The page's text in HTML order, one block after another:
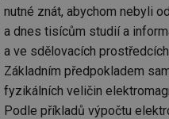
nutné znát, abychom nebyli
a dnes tisícům studií a
a ve sdělovacích
Základním předpokladem
fyzikálních veličin
Podle příkladů výpočtu